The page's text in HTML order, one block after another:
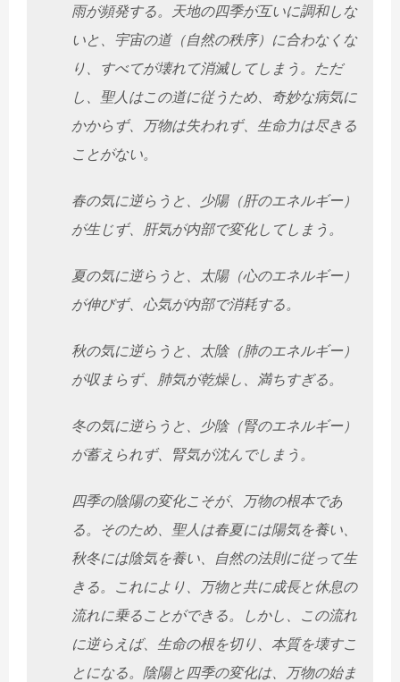
雨が頻発する。天地の四季が互いに調和しな
いと、宇宙の道（自然の秩序）に合わなくな
り、すべてが壊れて消滅してしまう。ただ
し、聖人はこの道に従うため、奇妙な病気に
かからず、万物は失われず、生命力は尽きる
ことがない。
春の気に逆らうと、少陽（肝のエネルギー）
が生じず、肝気が内部で変化してしまう。
夏の気に逆らうと、太陽（心のエネルギー）
が伸びず、心気が内部で消耗する。
秋の気に逆らうと、太陰（肺のエネルギー）
が収まらず、肺気が乾燥し、満ちすぎる。
冬の気に逆らうと、少陰（腎のエネルギー）
が蓄えられず、腎気が沈んでしまう。
四季の陰陽の変化こそが、万物の根本であ
る。そのため、聖人は春夏には陽気を養い、
秋冬には陰気を養い、自然の法則に従って生
きる。これにより、万物と共に成長と休息の
流れに乗ることができる。しかし、この流れ
に逆らえば、生命の根を切り、本質を壊すこ
とになる。陰陽と四季の変化は、万物の始ま